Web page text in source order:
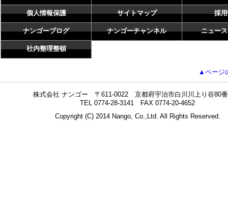
個人情報保護 サイトマップ 採
ナンゴーブログ ナンゴーチャンネル ニュー
社内整理整頓
▲ページ
株式会社 ナンゴー 〒611-0022 京都府宇治市白川川上り谷80
TEL 0774-28-3141 FAX 0774-20-4652
Copyright (C) 2014 Nango, Co.,Ltd. All Rights Reserved.